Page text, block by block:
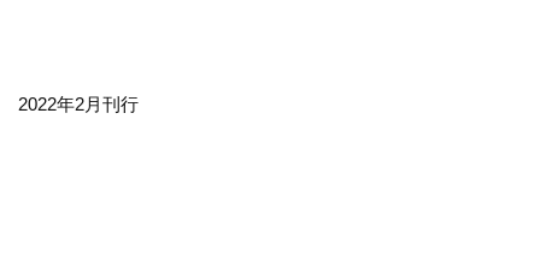
2022年2月刊行